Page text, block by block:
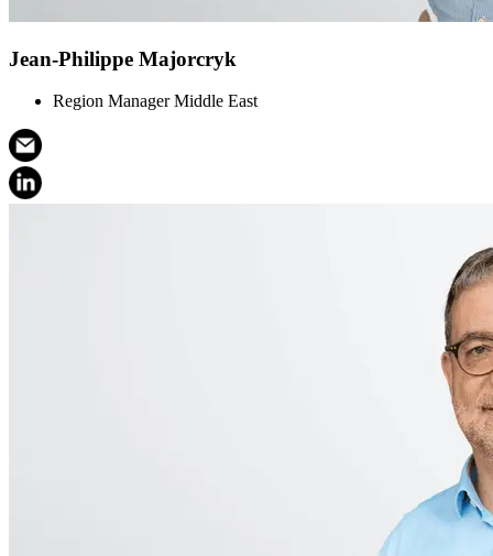
Jean-Philippe Majorcryk
Region Manager Middle East